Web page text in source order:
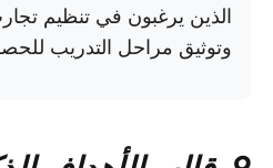
الذين يرغبون في تنظيم
وتوثيق مراحل التدريب